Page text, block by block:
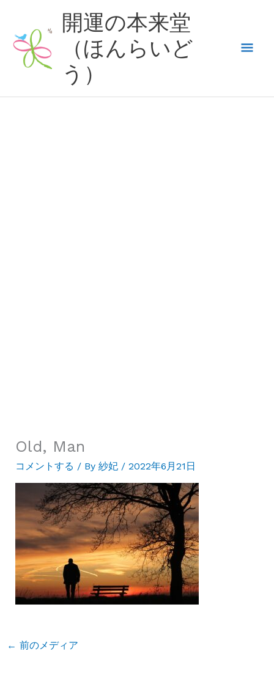
ッ
開運の本来堂
（ほんらいど
う）
メ
Old, Man
コメントする / By 紗妃 / 2022年6月21日
← 前のメディア